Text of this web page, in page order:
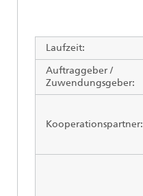
Laufzeit:
Auftraggeber /
Zuwendungsgeber:
Kooperationspartner: